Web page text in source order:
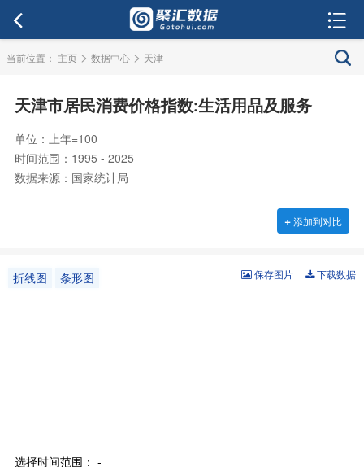
当前位置： 主页 > 数据中心 > 天津
天津市居民消费价格指数:生活用品及服务
单位：上年=100
时间范围：1995 - 2025
数据来源：国家统计局
+添加到对比
折线图 条形图 下载数据
保存图片
选择时间范围： -